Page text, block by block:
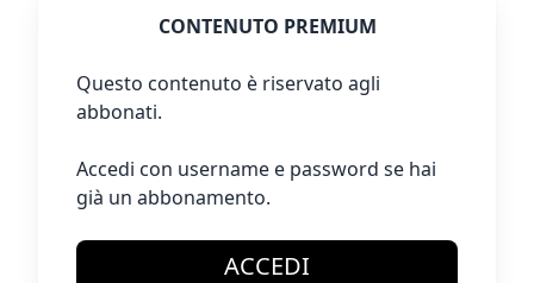
CONTENUTO PREMIUM
Questo contenuto è riservato agli
abbonati.
Accedi con username e password se hai
già un abbonamento.
ACCEDI